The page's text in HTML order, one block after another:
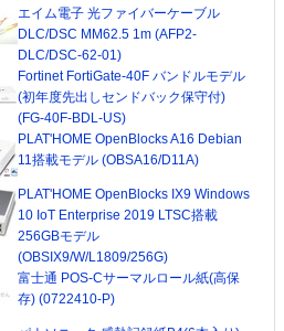
エイム電子 光ファイバーケーブル
DLC/DSC MM62.5 1m (AFP2-
DLC/DSC-62-01)
Fortinet FortiGate-40F バンドルモデル
(初年度先出しセンドバック保守付)
(FG-40F-BDL-US)
PLAT'HOME OpenBlocks A16 Debian
11搭載モデル (OBSA16/D11A)
PLAT'HOME OpenBlocks IX9 Windows
10 IoT Enterprise 2019 LTSC搭載
256GBモデル
(OBSIX9/W/L1809/256G)
富士通 POS-Cサーマルロール紙(高保
存) (0722410-P)